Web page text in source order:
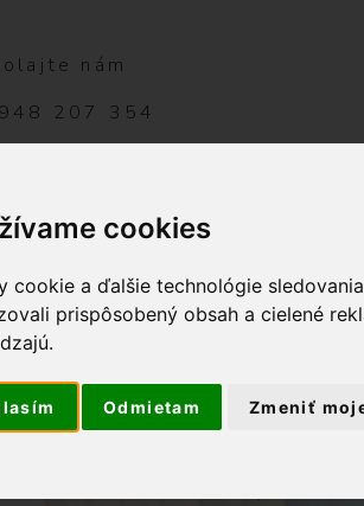
cookies
cookie a ďalšie technológie
prispôsobený obsah a cielené
Odmietam Zmeniť
nám
207 354